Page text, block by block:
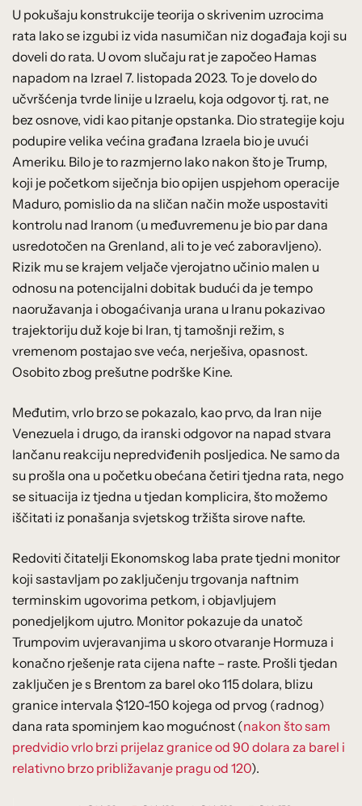
U pokušaju konstrukcije teorija o skrivenim uzrocima
rata lako se izgubi iz vida nasumičan niz događaja koji su
doveli do rata. U ovom slučaju rat je započeo Hamas
napadom na Izrael 7. listopada 2023. To je dovelo do
učvršćenja tvrde linije u Izraelu, koja odgovor tj. rat, ne
bez osnove, vidi kao pitanje opstanka. Dio strategije koju
podupire velika većina građana Izraela bio je uvući
Ameriku. Bilo je to razmjerno lako nakon što je Trump,
koji je početkom siječnja bio opijen uspjehom operacije
Maduro, pomislio da na sličan način može uspostaviti
kontrolu nad Iranom (u međuvremenu je bio par dana
usredotočen na Grenland, ali to je već zaboravljeno).
Rizik mu se krajem veljače vjerojatno učinio malen u
odnosu na potencijalni dobitak budući da je tempo
naoružavanja i obogaćivanja urana u Iranu pokazivao
trajektoriju duž koje bi Iran, tj tamošnji režim, s
vremenom postajao sve veća, nerješiva, opasnost.
Osobito zbog prešutne podrške Kine.
Međutim, vrlo brzo se pokazalo, kao prvo, da Iran nije
Venezuela i drugo, da iranski odgovor na napad stvara
lančanu reakciju nepredviđenih posljedica. Ne samo da
su prošla ona u početku obećana četiri tjedna rata, nego
se situacija iz tjedna u tjedan komplicira, što možemo
iščitati iz ponašanja svjetskog tržišta sirove nafte.
Redoviti čitatelji Ekonomskog laba prate tjedni monitor
koji sastavljam po zaključenju trgovanja naftnim
terminskim ugovorima petkom, i objavljujem
ponedjeljkom ujutro. Monitor pokazuje da unatoč
Trumpovim uvjeravanjima u skoro otvaranje Hormuza i
konačno rješenje rata cijena nafte – raste. Prošli tjedan
zaključen je s Brentom za barel oko 115 dolara, blizu
granice intervala $120-150 kojega od prvog (radnog)
dana rata spominjem kao mogućnost (nakon što sam
predvidio vrlo brzi prijelaz granice od 90 dolara za barel i
relativno brzo približavanje pragu od 120).